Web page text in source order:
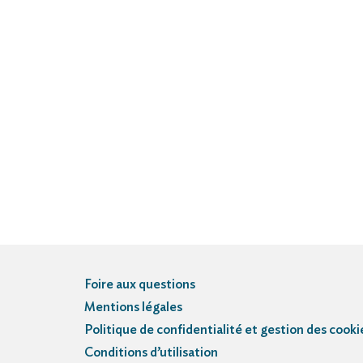
Foire aux questions
Mentions légales
Politique de confidentialité et gestion des
Conditions d’utilisation